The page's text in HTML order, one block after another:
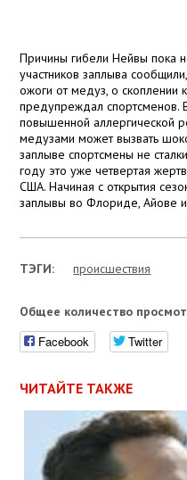
Причины гибели Нейвы пока
участников заплыва
ожоги от медуз, о скоплении
предупреждал спортсменов.
повышенной аллергической
медузами может вызвать
заплыве спортсмены не
году это уже четвертая
США. Начиная с открытия
заплывы во Флориде, Айове
ТЭГИ: проиcшествия
Общее количество
Facebook Twitter
ЧИТАЙТЕ ТАКЖЕ